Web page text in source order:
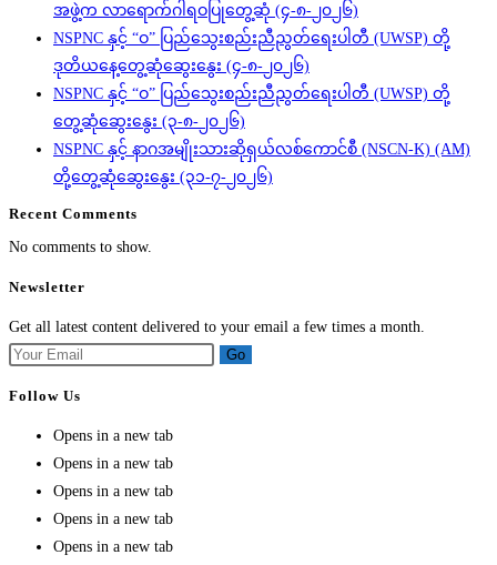
အဖွဲ့က လာရောက်ဂါရဝပြုတွေ့ဆုံ (၄-၈-၂၀၂၆)
NSPNC နှင့် “ဝ” ပြည်သွေးစည်းညီညွတ်ရေးပါတီ (UWSP) တို့
ဒုတိယနေ့တွေ့ဆုံဆွေးနွေး (၄-၈-၂၀၂၆)
NSPNC နှင့် “ဝ” ပြည်သွေးစည်းညီညွတ်ရေးပါတီ (UWSP) တို့
တွေ့ဆုံဆွေးနွေး (၃-၈-၂၀၂၆)
NSPNC နှင့် နာဂအမျိုးသားဆိုရှယ်လစ်ကောင်စီ (NSCN-K) (AM)
တို့တွေ့ဆုံဆွေးနွေး (၃၁-၇-၂၀၂၆)
Recent Comments
No comments to show.
Newsletter
Get all latest content delivered to your email a few times a month.
Go
Follow Us
Opens in a new tab
Opens in a new tab
Opens in a new tab
Opens in a new tab
Opens in a new tab